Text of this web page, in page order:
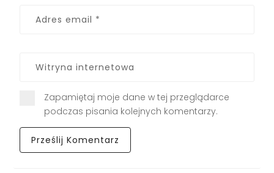
Zapamiętaj moje dane w tej przeglądarce
podczas pisania kolejnych komentarzy.